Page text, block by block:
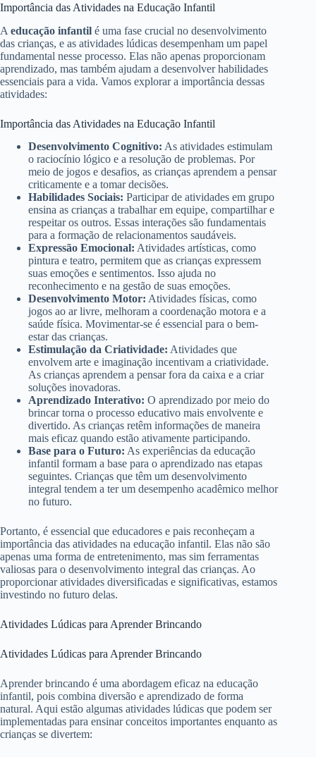
Importância das Atividades na Educação Infantil
A educação infantil é uma fase crucial no desenvolvimento
das crianças, e as atividades lúdicas desempenham um papel
fundamental nesse processo. Elas não apenas proporcionam
aprendizado, mas também ajudam a desenvolver habilidades
essenciais para a vida. Vamos explorar a importância dessas
atividades:
Importância das Atividades na Educação Infantil
Desenvolvimento Cognitivo: As atividades estimulam
o raciocínio lógico e a resolução de problemas. Por
meio de jogos e desafios, as crianças aprendem a pensar
criticamente e a tomar decisões.
Habilidades Sociais: Participar de atividades em grupo
ensina as crianças a trabalhar em equipe, compartilhar e
respeitar os outros. Essas interações são fundamentais
para a formação de relacionamentos saudáveis.
Expressão Emocional: Atividades artísticas, como
pintura e teatro, permitem que as crianças expressem
suas emoções e sentimentos. Isso ajuda no
reconhecimento e na gestão de suas emoções.
Desenvolvimento Motor: Atividades físicas, como
jogos ao ar livre, melhoram a coordenação motora e a
saúde física. Movimentar-se é essencial para o bem-
estar das crianças.
Estimulação da Criatividade: Atividades que
envolvem arte e imaginação incentivam a criatividade.
As crianças aprendem a pensar fora da caixa e a criar
soluções inovadoras.
Aprendizado Interativo: O aprendizado por meio do
brincar torna o processo educativo mais envolvente e
divertido. As crianças retêm informações de maneira
mais eficaz quando estão ativamente participando.
Base para o Futuro: As experiências da educação
infantil formam a base para o aprendizado nas etapas
seguintes. Crianças que têm um desenvolvimento
integral tendem a ter um desempenho acadêmico melhor
no futuro.
Portanto, é essencial que educadores e pais reconheçam a
importância das atividades na educação infantil. Elas não são
apenas uma forma de entretenimento, mas sim ferramentas
valiosas para o desenvolvimento integral das crianças. Ao
proporcionar atividades diversificadas e significativas, estamos
investindo no futuro delas.
Atividades Lúdicas para Aprender Brincando
Atividades Lúdicas para Aprender Brincando
Aprender brincando é uma abordagem eficaz na educação
infantil, pois combina diversão e aprendizado de forma
natural. Aqui estão algumas atividades lúdicas que podem ser
implementadas para ensinar conceitos importantes enquanto as
crianças se divertem: